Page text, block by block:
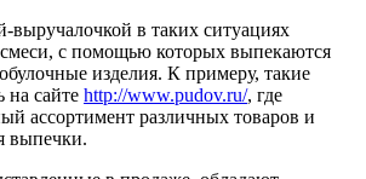
выручалочкой в таких ситуациях
смеси, с помощью которых выпекаются
изделия. К примеру, такие
на сайте http://www.pudov.ru/, где
ассортимент различных товаров и
выпечки.